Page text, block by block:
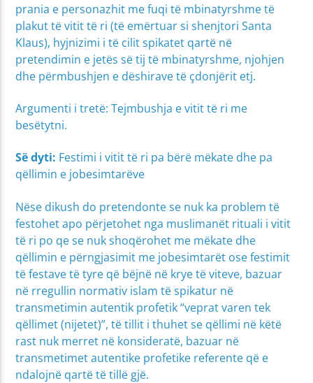
prania e personazhit me fuqi të mbinatyrshme të
plakut të vitit të ri (të emërtuar si shenjtori Santa
Klaus), hyjnizimi i të cilit spikatet qartë në
pretendimin e jetës së tij të mbinatyrshme, njohjen
dhe përmbushjen e dëshirave të çdonjërit etj.
Argumenti i tretë: Tejmbushja e vitit të ri me
besëtytni.
Së dyti: Festimi i vitit të ri pa bërë mëkate dhe pa
qëllimin e jobesimtarëve
Nëse dikush do pretendonte se nuk ka problem të
festohet apo përjetohet nga muslimanët rituali i vitit
të ri po qe se nuk shoqërohet me mëkate dhe
qëllimin e përngjasimit me jobesimtarët ose festimit
të festave të tyre që bëjnë në krye të viteve, bazuar
në rregullin normativ islam të spikatur në
transmetimin autentik profetik “veprat varen tek
qëllimet (nijetet)”, të tillit i thuhet se qëllimi në këtë
rast nuk merret në konsideratë, bazuar në
transmetimet autentike profetike referente që e
ndalojnë qartë të tillë gjë.